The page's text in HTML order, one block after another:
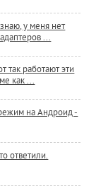
у меня нет
...
так работают эти
как ...
на Андроид -
ответили.